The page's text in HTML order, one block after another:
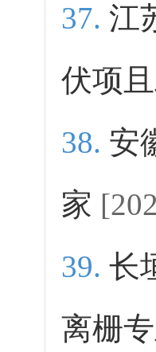
江
伏项
安
家
长
离栅